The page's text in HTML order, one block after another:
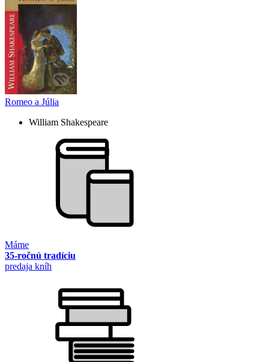
Romeo a Júlia
William Shakespeare
Máme
35-ročnú tradíciu
predaja kníh